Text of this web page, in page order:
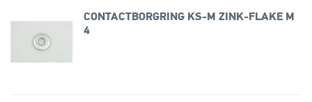
CONTACTBORGRING KS-M ZINK-FLAKE M
4